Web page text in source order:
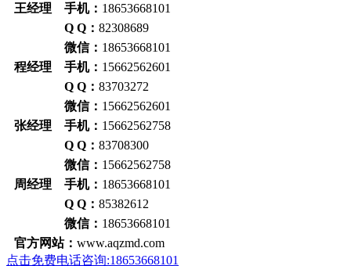
王经理 手机： 18653668101
Q Q： 82308689
微信： 18653668101
程经理 手机： 15662562601
Q Q： 83703272
微信： 15662562601
张经理 手机： 15662562758
Q Q： 83708300
微信： 15662562758
周经理 手机： 18653668101
Q Q： 85382612
微信： 18653668101
官方网站： www.aqzmd.com
点击免费电话咨询:18653668101